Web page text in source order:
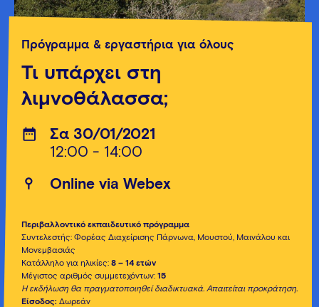
Πρόγραμμα & εργαστήρια για όλους
Τι υπάρχει στη
λιμνοθάλασσα;
Σα 30/01/2021
12:00 - 14:00
Οnline via Webex
Περιβαλλοντικό εκπαιδευτικό πρόγραμμα
Συντελεστής: Φορέας Διαχείρισης Πάρνωνα, Μουστού, Μαινάλου και
Μονεμβασιάς
Κατάλληλο για ηλικίες: 8 – 14 ετών
Μέγιστος αριθμός συμμετεχόντων: 15
Η εκδήλωση θα πραγματοποιηθεί διαδικτυακά. Απαιτείται προκράτηση.
Είσοδος: Δωρεάν